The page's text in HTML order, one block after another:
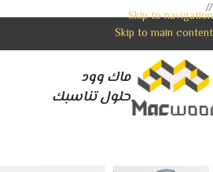
//
Skip to navigation
Skip to main content
ماك وود
حلول تناسبك